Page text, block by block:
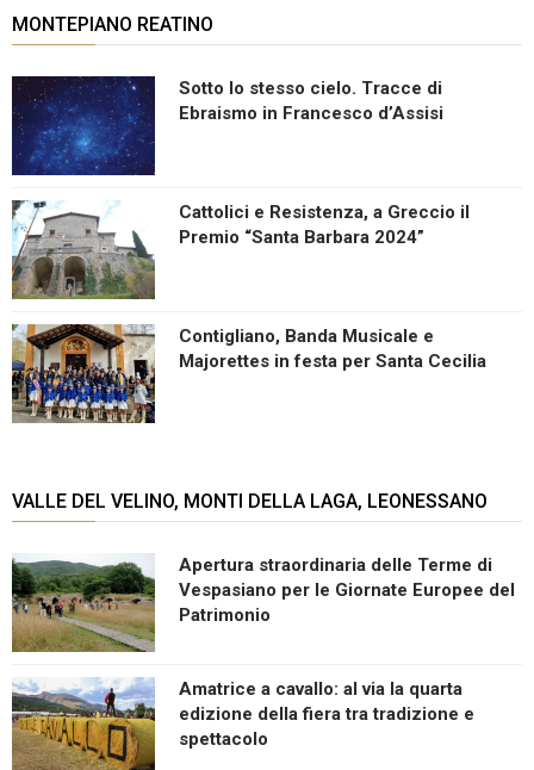
MONTEPIANO REATINO
Sotto lo stesso cielo. Tracce di
Ebraismo in Francesco d’Assisi
Cattolici e Resistenza, a Greccio il
Premio “Santa Barbara 2024”
Contigliano, Banda Musicale e
Majorettes in festa per Santa Cecilia
VALLE DEL VELINO, MONTI DELLA LAGA, LEONESSANO
Apertura straordinaria delle Terme di
Vespasiano per le Giornate Europee del
Patrimonio
Amatrice a cavallo: al via la quarta
edizione della fiera tra tradizione e
spettacolo